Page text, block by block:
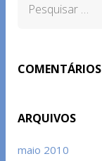
COMENTÁRIOS
ARQUIVOS
maio 2010